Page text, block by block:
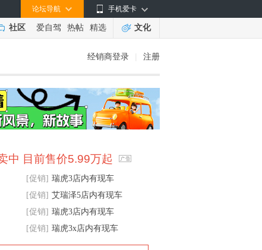
手机爱卡
论坛导航
社区 爱自驾 热帖 精选 文化
经销商登录 注册
中 目前售价5.99万起
[促销] 瑞虎3店内有现车
[促销] 艾瑞泽5店内有现车
[促销] 瑞虎3店内有现车
[促销] 瑞虎3x店内有现车